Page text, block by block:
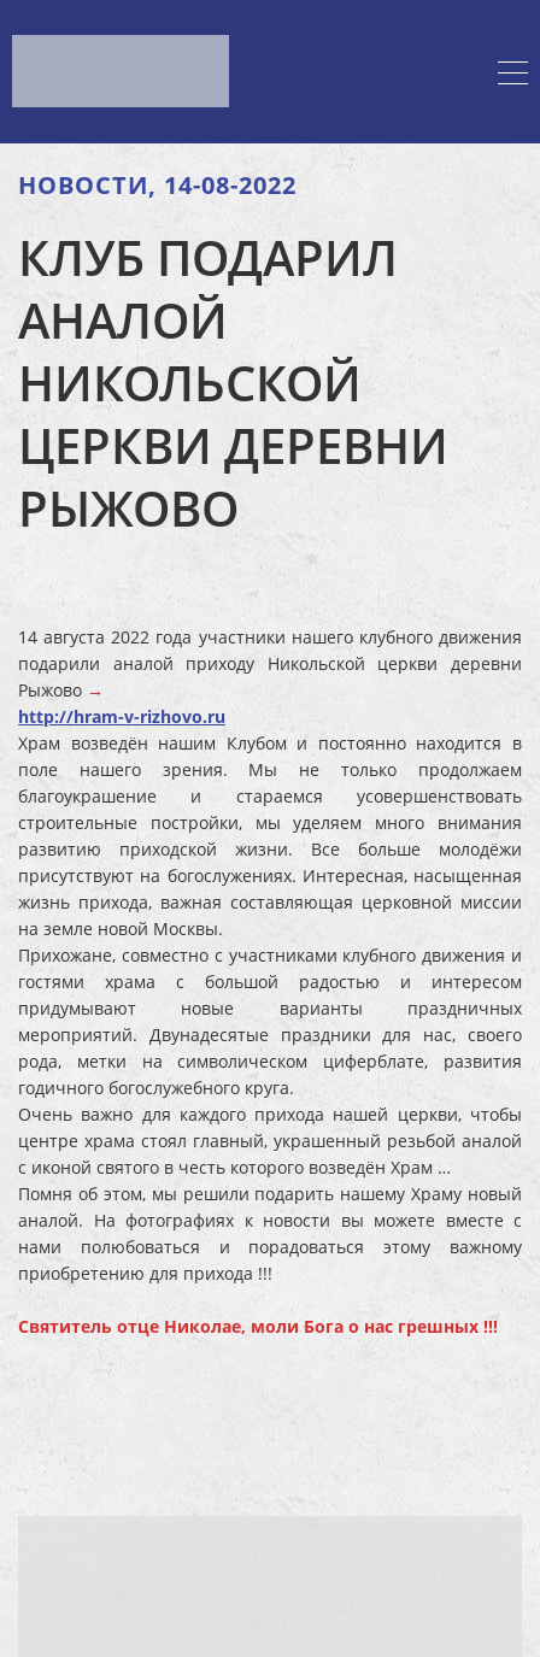
НОВОСТИ, 14-08-2022
КЛУБ ПОДАРИЛ
АНАЛОЙ
НИКОЛЬСКОЙ
ЦЕРКВИ ДЕРЕВНИ
РЫЖОВО
14 августа 2022 года участники нашего клубного движения
подарили аналой приходу Никольской церкви деревни
Рыжово →
http://hram-v-rizhovo.ru
Храм возведён нашим Клубом и постоянно находится в
поле нашего зрения. Мы не только продолжаем
благоукрашение и стараемся усовершенствовать
строительные постройки, мы уделяем много внимания
развитию приходской жизни. Все больше молодёжи
присутствуют на богослужениях. Интересная, насыщенная
жизнь прихода, важная составляющая церковной миссии
на земле новой Москвы.
Прихожане, совместно с участниками клубного движения и
гостями храма с большой радостью и интересом
придумывают новые варианты праздничных
мероприятий. Двунадесятые праздники для нас, своего
рода, метки на символическом циферблате, развития
годичного богослужебного круга.
Очень важно для каждого прихода нашей церкви, чтобы
центре храма стоял главный, украшенный резьбой аналой
с иконой святого в честь которого возведён Храм …
Помня об этом, мы решили подарить нашему Храму новый
аналой. На фотографиях к новости вы можете вместе с
нами полюбоваться и порадоваться этому важному
приобретению для прихода !!!
Святитель отце Николае, моли Бога о нас грешных !!!